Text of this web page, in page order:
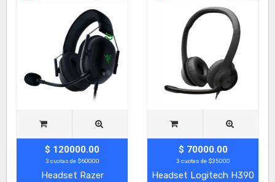
$ 120000.00
3 cuotas de $60000
Headset Razer
$ 70000.00
3 cuotas de $35000
Headset Logitech H390